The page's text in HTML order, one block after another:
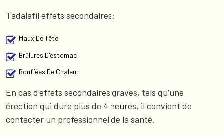
Tadalafil effets secondaires:
Maux De Tête
Brûlures D'estomac
Bouffées De Chaleur
En cas d'effets secondaires graves, tels qu'une
érection qui dure plus de 4 heures, il convient de
contacter un professionnel de la santé.